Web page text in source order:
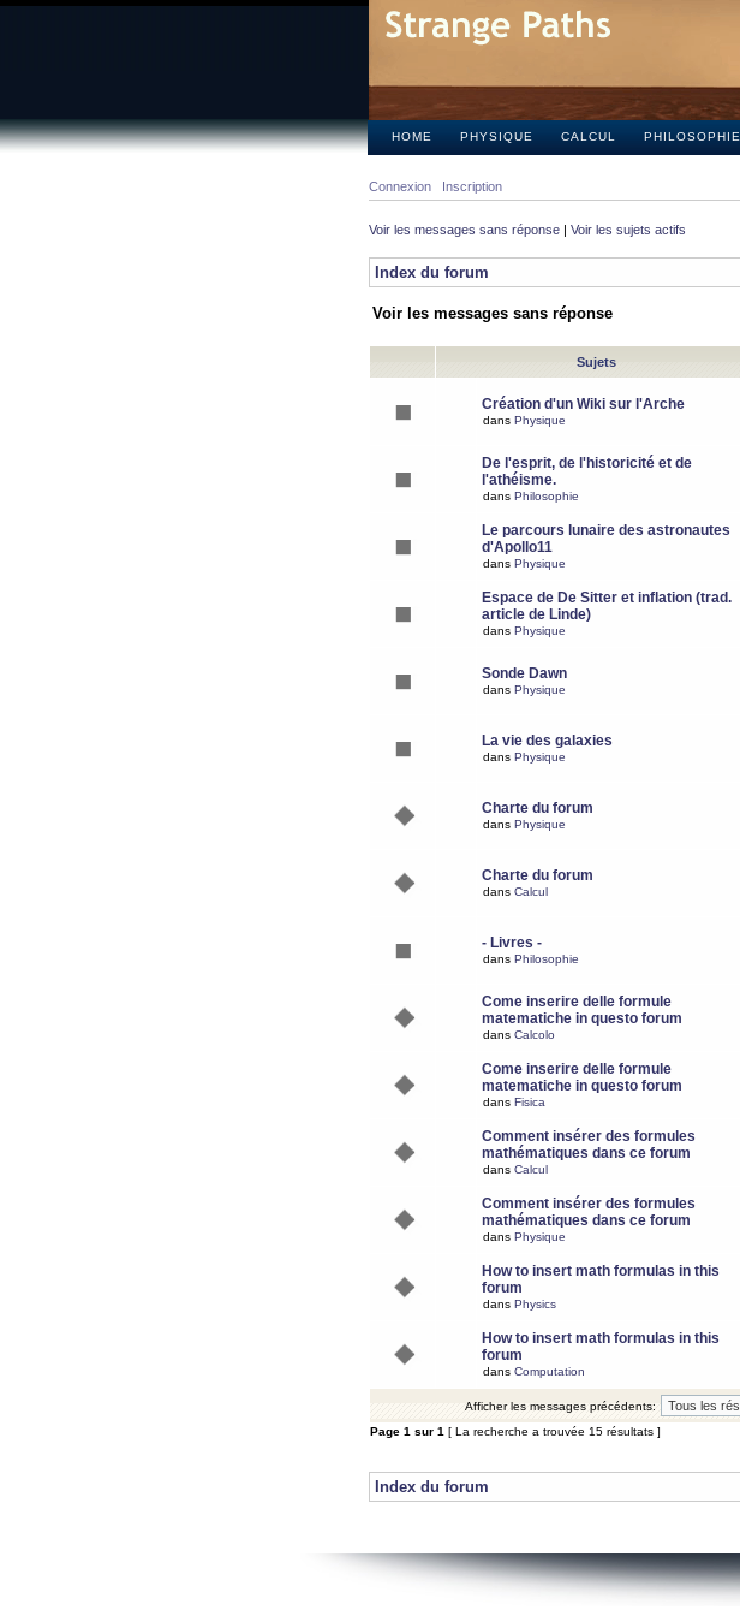
HOME PHYSIQUE CALCUL PHILOSOPHIE
Connexion Inscription
Voir les messages sans réponse | Voir les sujets actifs
Index du forum
Voir les messages sans réponse
Sujets
Création d'un Wiki sur l'Arche
dans Physique
De l'esprit, de l'historicité et de
l'athéisme.
dans Philosophie
Le parcours lunaire des astronautes
d'Apollo11
dans Physique
Espace de De Sitter et inflation (trad.
article de Linde)
dans Physique
Sonde Dawn
dans Physique
La vie des galaxies
dans Physique
Charte du forum
dans Physique
Charte du forum
dans Calcul
- Livres -
dans Philosophie
Come inserire delle formule
matematiche in questo forum
dans Calcolo
Come inserire delle formule
matematiche in questo forum
dans Fisica
Comment insérer des formules
mathématiques dans ce forum
dans Calcul
Comment insérer des formules
mathématiques dans ce forum
dans Physique
How to insert math formulas in this
forum
dans Physics
How to insert math formulas in this
forum
dans Computation
Afficher les messages précédents:
Page 1 sur 1 [ La recherche a trouvée 15 résultats ]
Index du forum